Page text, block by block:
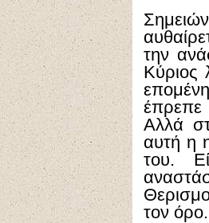
την
Κύριος
Αλλά
αυτή η
του.
τον όρο.